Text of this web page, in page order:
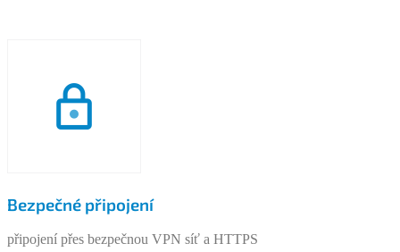
Bezpečné připojení
připojení přes bezpečnou VPN síť a HTTPS